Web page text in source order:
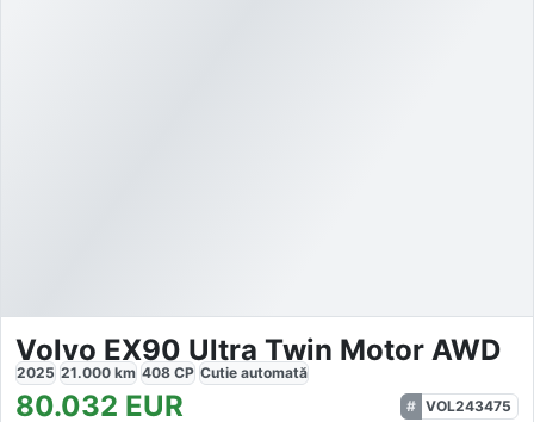
Volvo EX90 Ultra Twin Motor AWD
2025 21.000 km 408 CP Cutie automată
80.032 EUR
VOL243475